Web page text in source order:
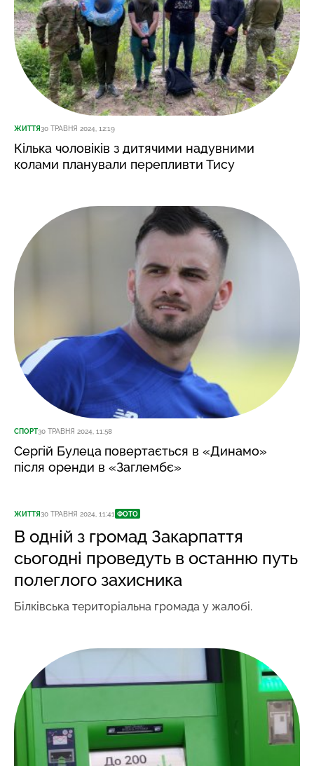
ЖИТТЯ30 ТРАВНЯ 2024, 12:19
Кілька чоловіків з дитячими надувними
колами планували перепливти Тису
СПОРТ30 ТРАВНЯ 2024, 11:58
Сергій Булеца повертається в «Динамо»
після оренди в «Заглембє»
ЖИТТЯ30 ТРАВНЯ 2024, 11:41 ФОТО
В одній з громад Закарпаття
сьогодні проведуть в останню путь
полеглого захисника
Білківська територіальна громада у жалобі.